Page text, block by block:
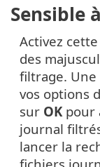
Sensible
Activez
des
filtrage. Une
vos options
sur OK pour
journal
lancer la
fichiers